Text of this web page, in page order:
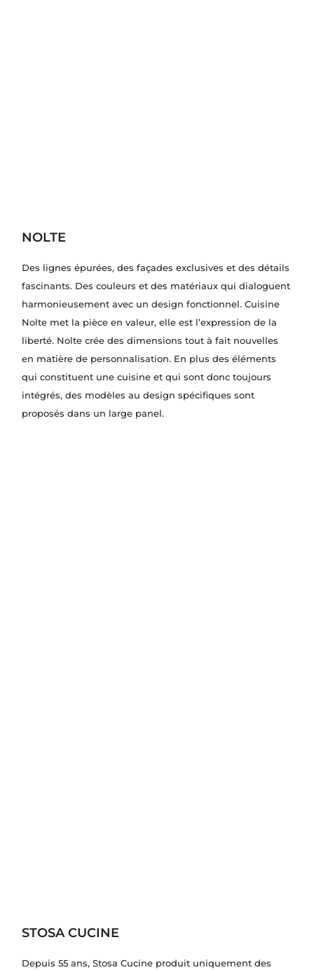
NOLTE
Des lignes épurées, des façades exclusives et des détails
fascinants. Des couleurs et des matériaux qui dialoguent
harmonieusement avec un design fonctionnel. Cuisine
Nolte met la pièce en valeur, elle est l’expression de la
liberté. Nolte crée des dimensions tout à fait nouvelles
en matière de personnalisation. En plus des éléments
qui constituent une cuisine et qui sont donc toujours
intégrés, des modèles au design spécifiques sont
proposés dans un large panel.
STOSA CUCINE
Depuis 55 ans, Stosa Cucine produit uniquement des